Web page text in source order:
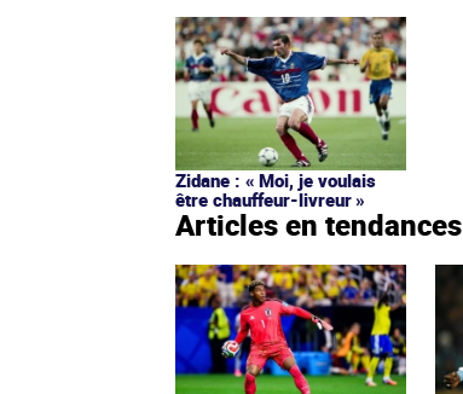
Zidane : « Moi, je voulais
être chauffeur-livreur »
Articles en tendances